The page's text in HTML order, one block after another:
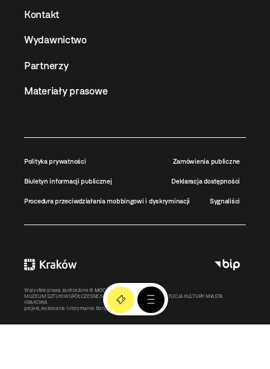
Kontakt
Wydawnictwo
Partnerzy
Materiały prasowe
Polityka prywatności Zamówienia publiczne
Biuletyn informacji publicznej Deklaracja dostępności
Procedura przeciwdziałania mobbingowi i dyskryminacji Sygnaliści
Wszystkie prawa zastrzeżone © MOCAK2011-2026
MUZEUM SZTUKI WSPÓŁCZESNEJ W KRAKOWIE MOCAK – INSTYTUCJA KULTURY MIASTA
KRAKOWA
projekt, wykonanie i utrzymanie: Bonjour.pl